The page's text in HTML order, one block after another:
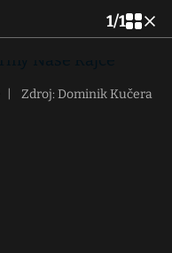
1/1
Zdroj: Dominik Kučera